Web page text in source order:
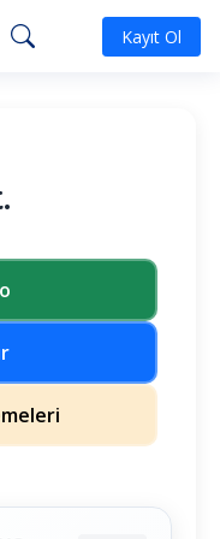
Kayıt Ol